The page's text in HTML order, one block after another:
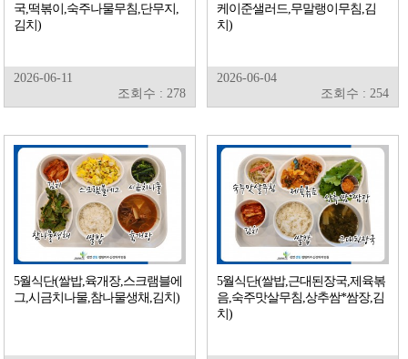
국,떡볶이,숙주나물무침,단무지,
김치)
2026-06-11
조회수 : 278
케이준샐러드,무말랭이무침,김
치)
2026-06-04
조회수 : 254
5월식단(쌀밥,육개장,스크램블에
그,시금치나물,참나물생채,김치)
5월식단(쌀밥,근대된장국,제육볶
음,숙주맛살무침,상추쌈*쌈장,김
치)